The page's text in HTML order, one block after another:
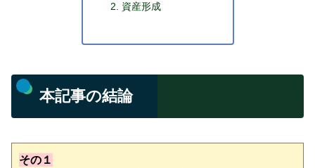
資産形成
本記事の結論
その１